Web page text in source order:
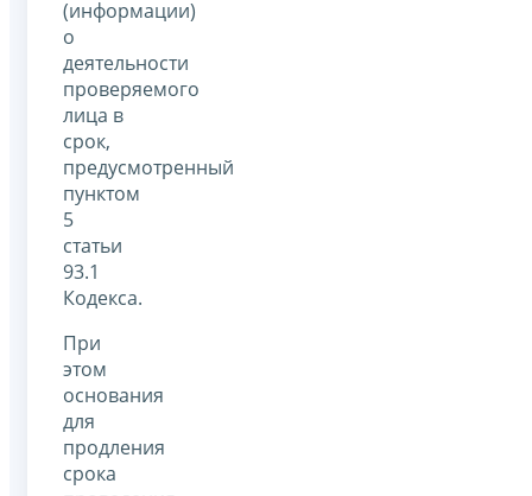
(информации)
о
деятельности
проверяемого
лица в
срок,
предусмотренный
пунктом
5
статьи
93.1
Кодекса.
При
этом
основания
для
продления
срока